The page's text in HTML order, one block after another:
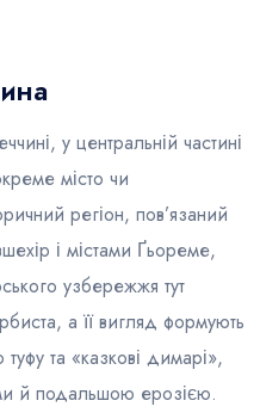
у центральній частині
місто чи
регіон, пов’язаний
і містами Ґьореме,
узбережжя тут
а її вигляд формують
та «казкові димарі»,
й подальшою ерозією.